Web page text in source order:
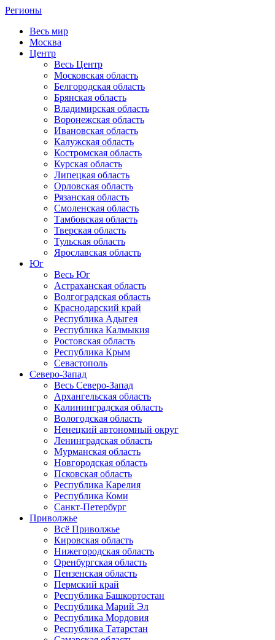
Регионы
Весь мир
Москва
Центр
Весь Центр
Московская область
Белгородская область
Брянская область
Владимирская область
Воронежская область
Ивановская область
Калужская область
Костромская область
Курская область
Липецкая область
Орловская область
Рязанская область
Смоленская область
Тамбовская область
Тверская область
Тульская область
Ярославская область
Юг
Весь Юг
Астраханская область
Волгоградская область
Краснодарский край
Республика Адыгея
Республика Калмыкия
Ростовская область
Республика Крым
Севастополь
Северо-Запад
Весь Северо-Запад
Архангельская область
Калининградская область
Вологодская область
Ненецкий автономный округ
Ленинградская область
Мурманская область
Новгородская область
Псковская область
Республика Карелия
Республика Коми
Санкт-Петербург
Приволжье
Всё Приволжье
Кировская область
Нижегородская область
Оренбургская область
Пензенская область
Пермский край
Республика Башкортостан
Республика Марий Эл
Республика Мордовия
Республика Татарстан